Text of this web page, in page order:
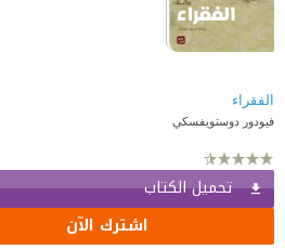
الفقراء
فيودور دوستويفسكي
تحميل الكتاب
اشترك الآن